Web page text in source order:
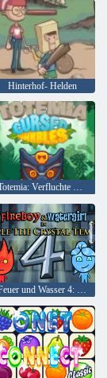
Hinterhof- Helden
Totemia: Verfluchte Murmeln
Feuer und Wasser 4: Kristalltempel